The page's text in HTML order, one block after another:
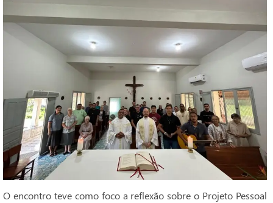
O encontro teve como foco a reflexão sobre o Projeto Pessoal